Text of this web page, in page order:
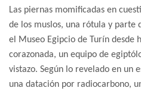
Las piernas momificadas en
de los muslos, una rótula y parte
el Museo Egipcio de Turín desde
corazonada, un equipo de
vistazo. Según lo revelado en un
una datación por radiocarbono,